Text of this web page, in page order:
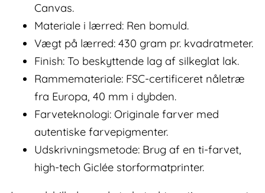
Canvas.
Materiale i lærred: Ren bomuld.
Vægt på lærred: 430 gram pr. kvadratmeter.
Finish: To beskyttende lag af silkeglat lak.
Rammemateriale: FSC-certificeret nåletræ
fra Europa, 40 mm i dybden.
Farveteknologi: Originale farver med
autentiske farvepigmenter.
Udskrivningsmetode: Brug af en ti-farvet,
high-tech Giclée storformatprinter.